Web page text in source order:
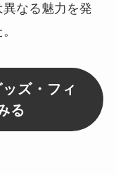
なる魅力を発
ズ・フィ
る